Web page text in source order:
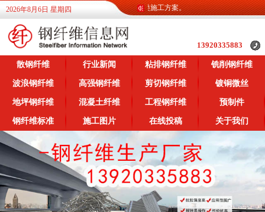
2026年8月6日 星期四
为广大客户提供各类钢纤维信息，提供各类施工方案。
13920335883
散钢纤维 行业新闻 粘排钢纤维 铣削钢纤维
波浪钢纤维 高强钢纤维 剪切钢纤维 镀铜微丝
地坪钢纤维 混凝土纤维 工程钢纤维 预制件
钢纤维标准 施工图片 在线投稿 关于我们